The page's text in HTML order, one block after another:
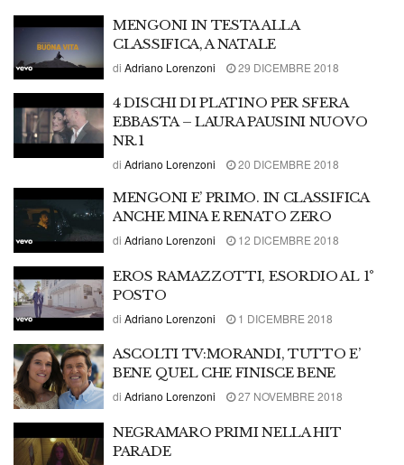
MENGONI IN TESTA ALLA
CLASSIFICA, A NATALE
di Adriano Lorenzoni 29 DICEMBRE 2018
4 DISCHI DI PLATINO PER SFERA
EBBASTA – LAURA PAUSINI NUOVO
NR.1
di Adriano Lorenzoni 20 DICEMBRE 2018
MENGONI E’ PRIMO. IN CLASSIFICA
ANCHE MINA E RENATO ZERO
di Adriano Lorenzoni 12 DICEMBRE 2018
EROS RAMAZZOTTI, ESORDIO AL 1°
POSTO
di Adriano Lorenzoni 1 DICEMBRE 2018
ASCOLTI TV:MORANDI, TUTTO E’
BENE QUEL CHE FINISCE BENE
di Adriano Lorenzoni 27 NOVEMBRE 2018
NEGRAMARO PRIMI NELLA HIT
PARADE